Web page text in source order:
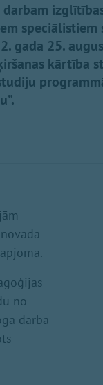
speciālistiem
gada 25.
kārtība
no
darbā